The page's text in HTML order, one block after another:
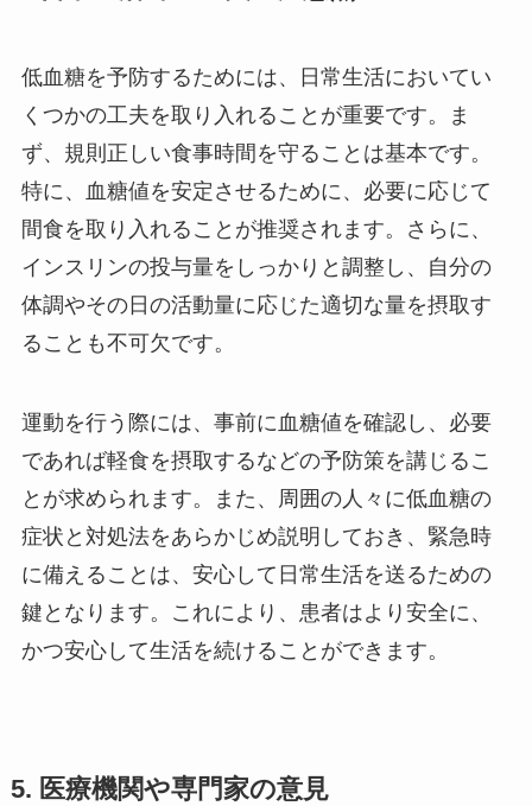
低血糖を予防するためには、日常生活においてい
くつかの工夫を取り入れることが重要です。ま
ず、規則正しい食事時間を守ることは基本です。
特に、血糖値を安定させるために、必要に応じて
間食を取り入れることが推奨されます。さらに、
インスリンの投与量をしっかりと調整し、自分の
体調やその日の活動量に応じた適切な量を摂取す
ることも不可欠です。
運動を行う際には、事前に血糖値を確認し、必要
であれば軽食を摂取するなどの予防策を講じるこ
とが求められます。また、周囲の人々に低血糖の
症状と対処法をあらかじめ説明しておき、緊急時
に備えることは、安心して日常生活を送るための
鍵となります。これにより、患者はより安全に、
かつ安心して生活を続けることができます。
5. 医療機関や専門家の意見